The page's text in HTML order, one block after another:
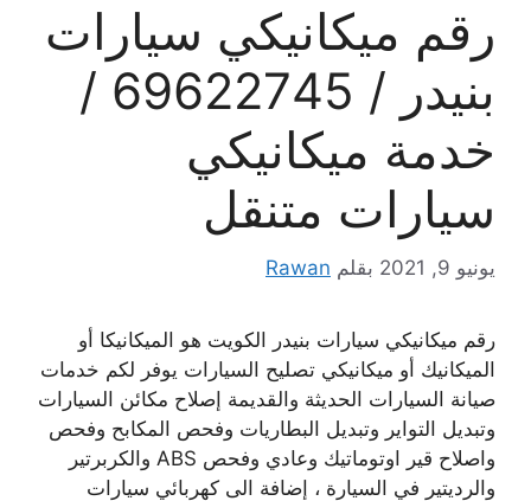
رقم ميكانيكي سيارات
بنيدر / 69622745 /
خدمة ميكانيكي
سيارات متنقل
يونيو 9, 2021 بقلم Rawan
رقم ميكانيكي سيارات بنيدر الكويت هو الميكانيكا أو
الميكانيك أو ميكانيكي تصليح السيارات يوفر لكم خدمات
صيانة السيارات الحديثة والقديمة إصلاح مكائن السيارات
وتبديل التواير وتبديل البطاريات وفحص المكابح وفحص
واصلاح قير اوتوماتيك وعادي وفحص ABS والكربرتير
والرديتير في السيارة ، إضافة الى كهربائي سيارات